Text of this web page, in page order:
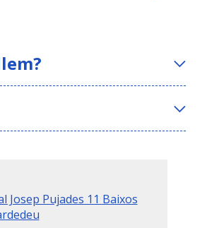
SCCL
Josep Pujades 11 Baixos